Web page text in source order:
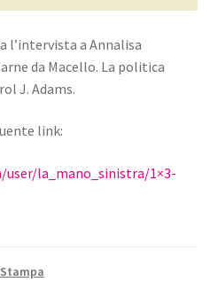
l’intervista a Annalisa
da Macello. La politica
J. Adams.
link:
user/la_mano_sinistra/1×3-